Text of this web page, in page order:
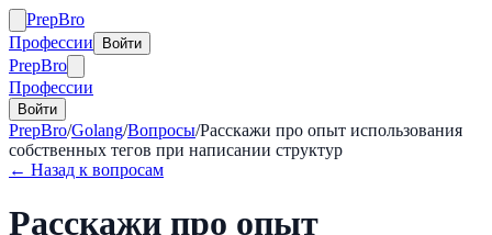
PrepBro
Профессии
Войти
PrepBro
Профессии
Войти
PrepBro/Golang/Вопросы/Расскажи про опыт использования
собственных тегов при написании структур
← Назад к вопросам
Расскажи про опыт